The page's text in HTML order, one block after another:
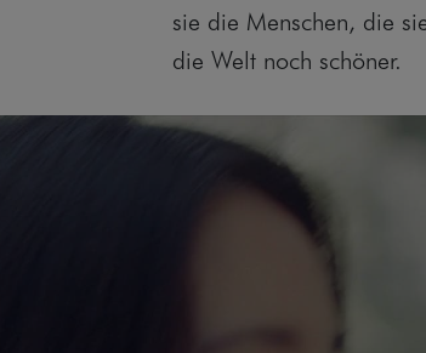
sie die Menschen, die
die Welt noch schöner.